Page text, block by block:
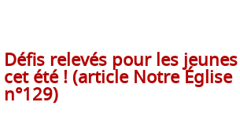
Défis relevés pour les jeunes
cet été ! (article Notre Église
n°129)